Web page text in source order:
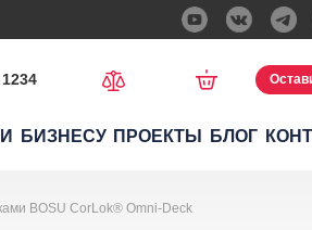
БИЗНЕСУ ПРОЕКТЫ БЛОГ
BOSU CorLok® Omni-Deck